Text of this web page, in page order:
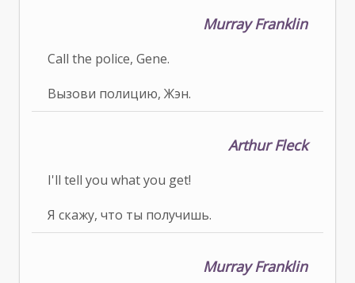
Murray Franklin
Call the police, Gene.
Вызови полицию, Жэн.
Arthur Fleck
I'll tell you what you get!
Я скажу, что ты получишь.
Murray Franklin